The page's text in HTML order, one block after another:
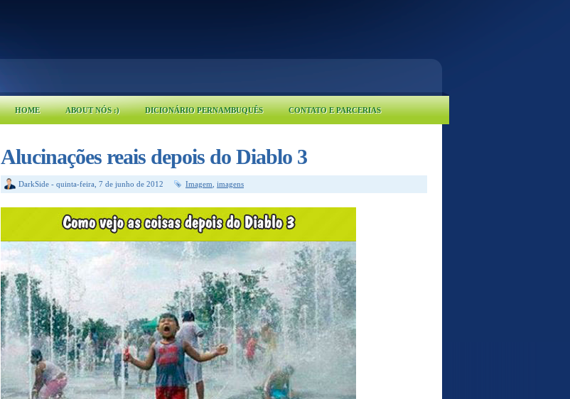
HOME ABOUT NÓS :) DICIONÁRIO PERNAMBUQUÊS CONTATO E PARCERIAS
Alucinações reais depois do Diablo 3
DarkSide - quinta-feira, 7 de junho de 2012 Imagem imagens